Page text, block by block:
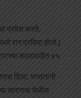
प्रवेश करते.
राग प्रविष्ट होतो.)
कालावधीत ४५
दिला. भगवंतांनी
सारनाथ येथील